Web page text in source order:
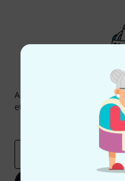
Abonniere den Thomann
etwas Glück einen von50
Inspirierende